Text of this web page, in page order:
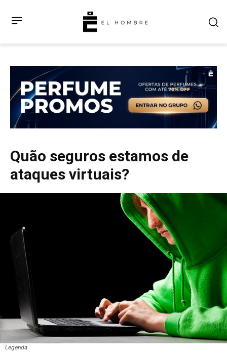
Quão seguros estamos de
ataques virtuais?
Legenda